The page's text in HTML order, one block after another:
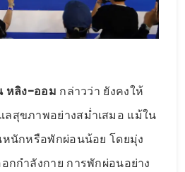
หลิง-ออม กล่าวว่า ยังคงให้
สุขภาพอย่างสม่ำเสมอ แม้ใน
หนักหรือพักผ่อนน้อย โดยมุ่ง
กกำลังกาย การพักผ่อนอย่าง